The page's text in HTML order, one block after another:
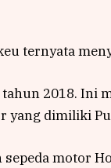
ternyata
tahun 2018. Ini
yang dimiliki
motor